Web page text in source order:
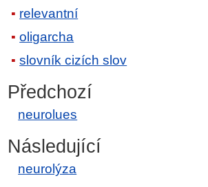
relevantní
oligarcha
slovník cizích slov
Předchozí
neurolues
Následující
neurolýza